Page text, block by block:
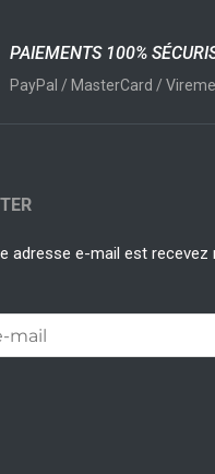
PAIEMENTS 100%
PayPal / MasterCard /
adresse e-mail est recevez